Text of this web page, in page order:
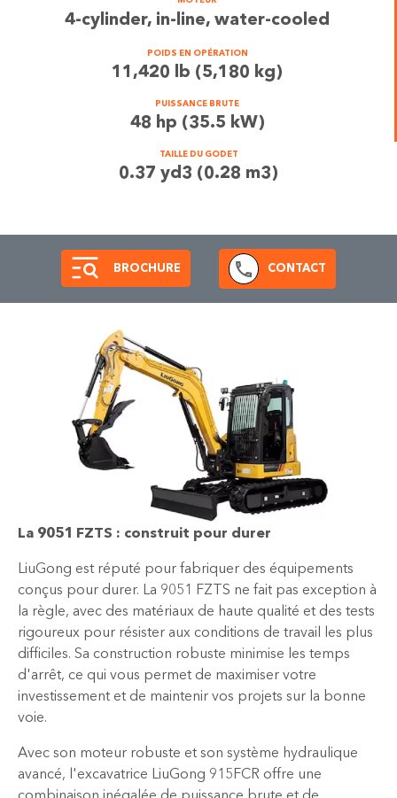
4-cylinder, in-line, water-cooled
POIDS EN OPÉRATION
11,420 lb (5,180 kg)
PUISSANCE BRUTE
48 hp (35.5 kW)
TAILLE DU GODET
0.37 yd3 (0.28 m3)
BROCHURE CONTACT
La 9051 FZTS : construit pour durer
LiuGong est réputé pour fabriquer des équipements
conçus pour durer. La 9051 FZTS ne fait pas exception à
la règle, avec des matériaux de haute qualité et des tests
rigoureux pour résister aux conditions de travail les plus
difficiles. Sa construction robuste minimise les temps
d'arrêt, ce qui vous permet de maximiser votre
investissement et de maintenir vos projets sur la bonne
voie.
Avec son moteur robuste et son système hydraulique
avancé, l'excavatrice LiuGong 915FCR offre une